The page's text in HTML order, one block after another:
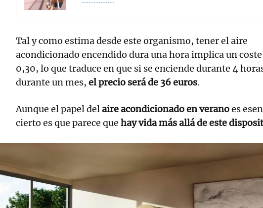
Tal y como estima desde este organismo, tener el aire
acondicionado encendido dura una hora implica un coste
0,30, lo que traduce en que si se enciende durante 4
durante un mes, el precio será de 36 euros.
Aunque el papel delaire acondicionado en veranoes
cierto es que parece que hay vida más allá de este